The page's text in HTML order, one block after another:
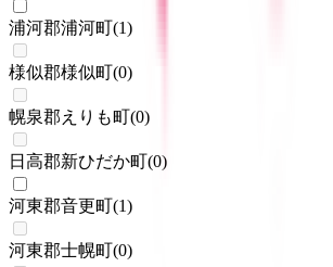
浦河郡浦河町(1)
様似郡様似町(0)
幌泉郡えりも町(0)
日高郡新ひだか町(0)
河東郡音更町(1)
河東郡士幌町(0)